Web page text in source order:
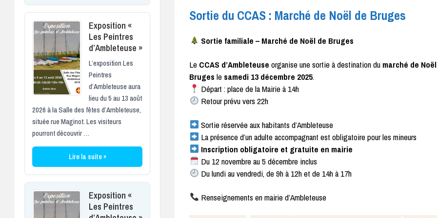
Sortie du CCAS : Marché de Noël de Bruges
Sortie familiale – Marché de Noël de Bruges
Le CCAS d’Ambleteuse organise une sortie à destination du marché de
Bruges le samedi 13 décembre 2025.
Départ : place de la Mairie à 14h
Retour prévu vers 22h
Sortie réservée aux habitants d’Ambleteuse
La présence d’un adulte accompagnant est obligatoire pour les mineurs
Inscription obligatoire et gratuite en mairie
Du 12 novembre au 5 décembre inclus
Du lundi au vendredi, de 9h à 12h et de 14h à 17h
Renseignements en mairie d’Ambleteuse
Exposition «
Les Peintres
d’Ambleteuse »
L’exposition Les
Peintres
d’Ambleteuse aura
lieu du 5 au 13 août
2026 à la Salle des fêtes d’Ambleteuse,
située rue Maginot. Les visiteurs
pourront découvrir …
Lire la suite »
Exposition «
Les Peintres